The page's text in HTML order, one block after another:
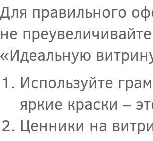
Для правильного
не
«Идеальную
Используйте
яркие краски –
Ценники на